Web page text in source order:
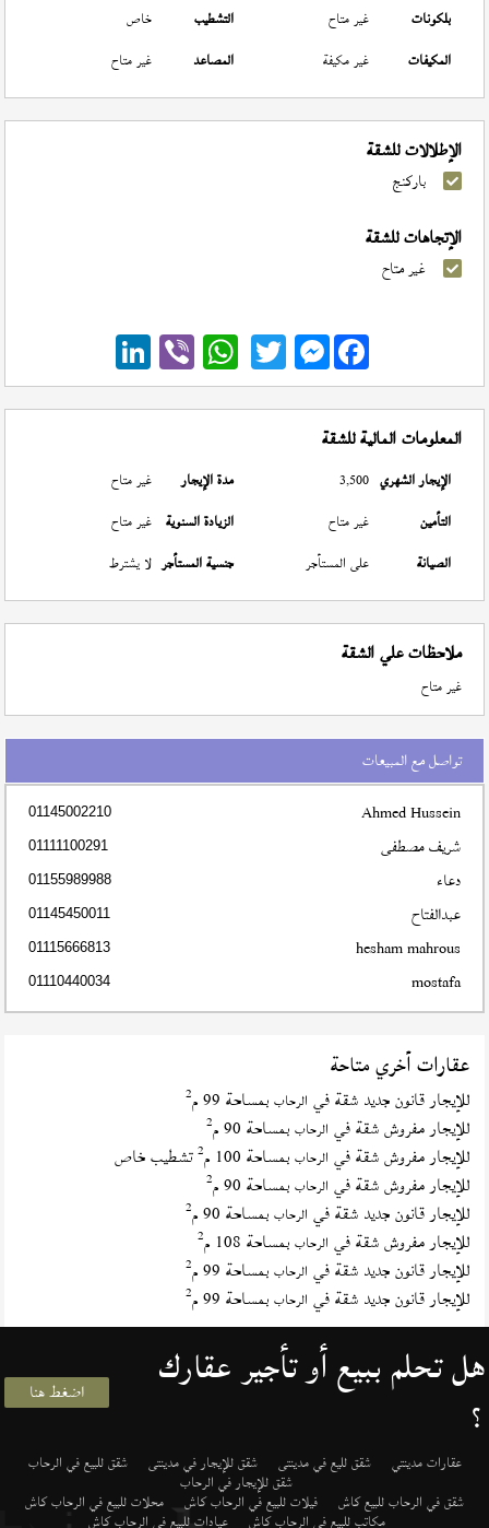
بلكونات
غير متاح التشطيب
خاص
المكيفات
غير مكيفة المصاعد غير متاح
الإطلالات للشقة
باركنج
الإتجاهات للشقة
غير متاح
Messenger
المعلومات المالية للشقة
الإيجار الشهري 3,500 مدة الإيجار
غير متاح
التأمين
غير متاح الزيادة السنوية غير متاح
الصيانة
على المستأجر جنسية المستأجر لا يشترط
ملاحظات علي الشقة
غير متاح
تواصل مع المبيعات
Ahmed Hussein
01145002210
شريف مصطفى 01111100291
دعاء 01155989988
عبدالفتاح 01145450011
hesham mahrous
01115666813
mostafa
01110440034
عقارات أخري متاحة
للإيجار قانون جديد شقة في الرحاب بمساحة 99 م 2
للإيجار مفروش شقة في الرحاب بمساحة 90 م 2
للإيجار مفروش شقة في الرحاب بمساحة 100 م 2تشطيب خاص
للإيجار مفروش شقة في الرحاب بمساحة 90 م 2
للإيجار قانون جديد شقة في الرحاب بمساحة 90 م 2
للإيجار مفروش شقة في الرحاب بمساحة 108 م 2
للإيجار قانون جديد شقة في الرحاب بمساحة 99 م 2
للإيجار قانون جديد شقة في الرحاب بمساحة 99 م 2
هل تحلم ببيع أو تأجير عقارك
؟ اضغط هنا
عقارات مدينتي شقق لليع في مدينتى شقق للإيجار في مدينتى شقق للبيع في الرحاب
شقق للإيجار في الرحاب
شقق في الرحاب للبيع كاش فيلات للبيع في الرحاب كاش محلات للبيع في الرحاب كاش
مكاتب للبيع في الرحاب كاش عيادات للبيع في الرحاب كاش